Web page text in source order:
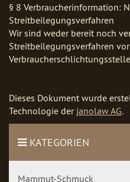
§ 8 Verbraucherinformation:
Streitbeilegungsverfahren
Wir sind weder bereit noch
Streitbeilegungsverfahren
Dieses Dokument wurde
Technologie der janolaw AG.
KATEGORIEN
Mammut-Schmuck